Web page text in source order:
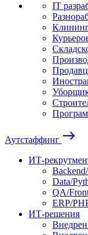
IT
Аутстаффинг east
ИТ-
Data/
QA/
ERP/
ИТ-решения